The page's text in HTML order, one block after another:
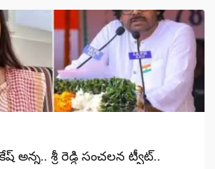
అన్న.. శ్రీ రెడ్డి సంచలన ట్వీట్..